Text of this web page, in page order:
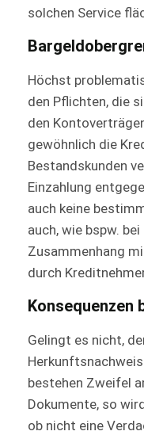
solchen Service
Höchst
den Pflichten, die
den
gewöhnlich die
Bestandskunden
Einzahlung
auch keine
auch, wie bspw.
Zusammenhang
durch
Konsequenzen
Gelingt es nicht,
bestehen Zweifel
Dokumente, so
ob nicht eine